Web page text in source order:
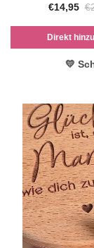
€14,95
Direkt
💛